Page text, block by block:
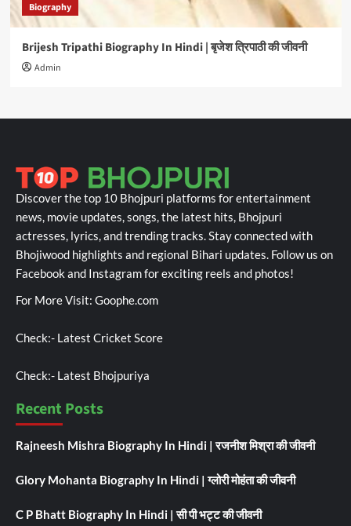
Biography
Brijesh Tripathi Biography In Hindi | बृजेश त्रिपाठी की जीवनी
Admin
Discover the top 10 Bhojpuri platforms for entertainment
news, movie updates, songs, the latest hits, Bhojpuri
actresses, lyrics, and trending tracks. Stay connected with
Bhojiwood highlights and regional Bihari updates. Follow us on
Facebook and Instagram for exciting reels and photos!
For More Visit: Goophe.com
Check:- Latest Cricket Score
Check:- Latest Bhojpuriya
Recent Posts
Rajneesh Mishra Biography In Hindi | रजनीश मिश्रा की जीवनी
Glory Mohanta Biography In Hindi | ग्लोरी मोहंता की जीवनी
C P Bhatt Biography In Hindi | सी पी भट्ट की जीवनी